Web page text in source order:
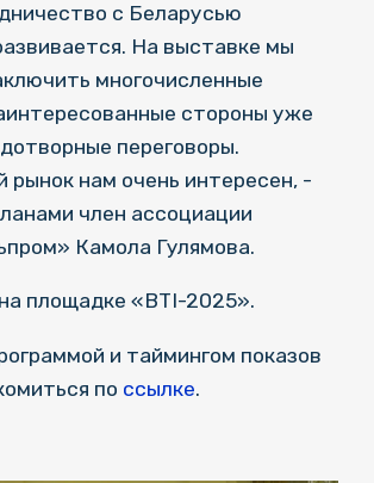
с Беларусью
На выставке мы
многочисленные
стороны уже
переговоры.
рынок нам очень интересен, -
член ассоциации
Камола Гулямова.
площадке «BTI-2025».
и таймингом показов
по ссылке.